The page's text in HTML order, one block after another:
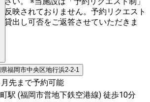
反映されておりません。予約リクエスト
貸出し可否をご返答させていただきま
福岡市中央区地行浜2-2-1
先まで予約可能
駅 (福岡市営地下鉄空港線) 徒歩10分